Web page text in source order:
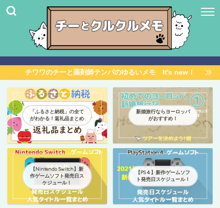
チワワのチーと薬剤師テンパのゆるいメモ It's new！
「ふるさと納税」の全て
がわかる！返礼品まとめ
新婚旅行ならヨーロッパ
がおすすめ！
【Nintendo Switch】新
作ゲームソフト発売日ス
ケジュール！
【PS４】新作ゲームソフ
ト発売日スケジュール！